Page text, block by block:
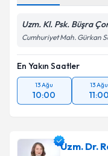
Uzm. Kl. Psk. Büşra
Cumhuriyet Mah. Gürkan
En Yakın Saatler
13 Ağu
10:00
13 Ağu
11:00
Uzm. Dr.